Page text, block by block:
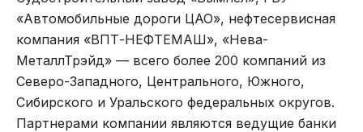
«Автомобильные дороги ЦАО», нефтесервисная
компания «ВПТ-НЕФТЕМАШ», «Нева-
МеталлТрэйд» — всего более 200 компаний из
Северо-Западного, Центрального, Южного,
Сибирского и Уральского федеральных округов.
Партнерами компании являются ведущие банки